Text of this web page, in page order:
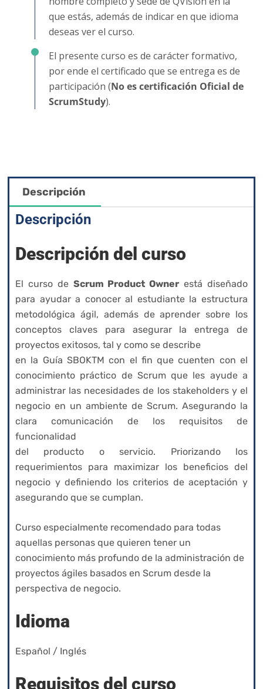
que estás, además de indicar en que idioma
deseas ver el curso.
El presente curso es de carácter formativo,
por ende el certificado que se entrega es de
participación (No es certificación Oficial de
ScrumStudy).
Descripción
Descripción
Descripción del curso
El curso de Scrum Product Owner está diseñado
para ayudar a conocer al estudiante la estructura
metodológica ágil, además de aprender sobre los
conceptos claves para asegurar la entrega de
proyectos exitosos, tal y como se describe
en la Guía SBOKTM con el fin que cuenten con el
conocimiento práctico de Scrum que les ayude a
administrar las necesidades de los stakeholders y el
negocio en un ambiente de Scrum. Asegurando la
clara comunicación de los requisitos de
funcionalidad
del producto o servicio. Priorizando los
requerimientos para maximizar los beneficios del
negocio y definiendo los criterios de aceptación y
asegurando que se cumplan.
Curso especialmente recomendado para todas
aquellas personas que quieren tener un
conocimiento más profundo de la administración de
proyectos ágiles basados en Scrum desde la
perspectiva de negocio.
Idioma
Español / Inglés
Requisitos del curso